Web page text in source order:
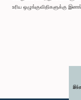
உரிய ஒழுங்குவிதிகளுக்கு